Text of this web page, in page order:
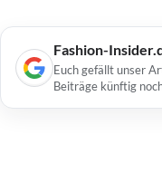
Fashion-
Euch gefällt unser
Beiträge künftig